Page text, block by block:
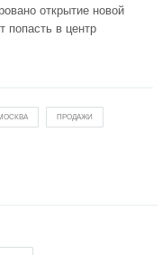
открытие новой
попасть в центр
ПРОДАЖИ